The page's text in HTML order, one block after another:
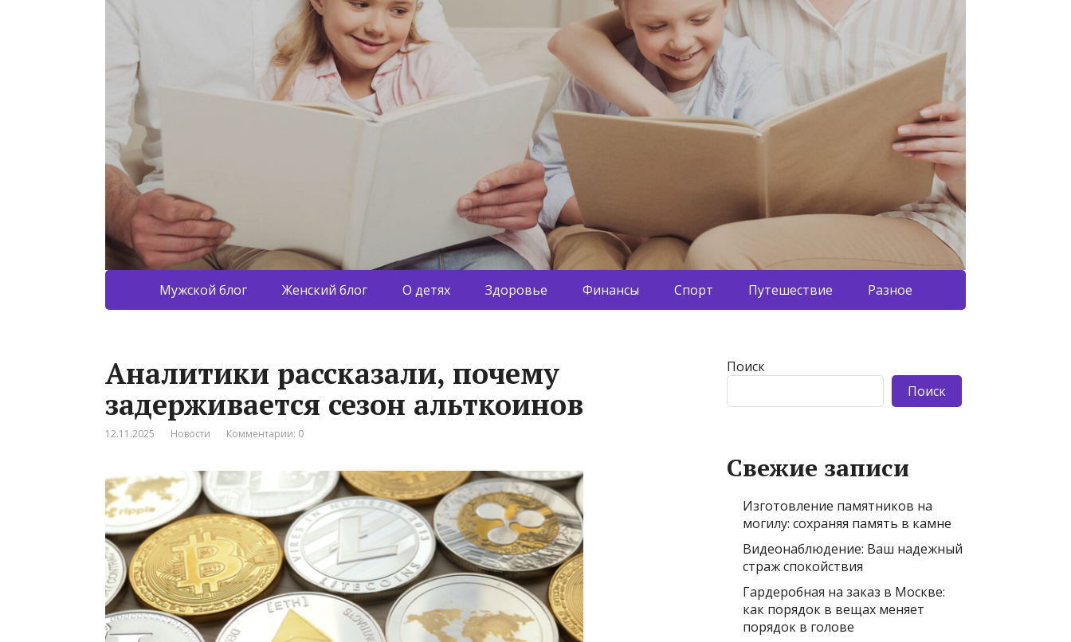
Мужской блог Женский блог О детях Здоровье Финансы Спорт Путешествие Разное
Аналитики рассказали, почему
задерживается сезон альткоинов
12.11.2025 Новости Комментарии: 0
Поиск
Поиск
Свежие записи
Изготовление памятников на
могилу: сохраняя память в камне
Видеонаблюдение: Ваш надежный
страж спокойствия
Гардеробная на заказ в Москве:
как порядок в вещах меняет
порядок в голове